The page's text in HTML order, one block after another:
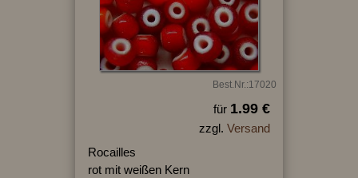
Best.Nr.:17020
für 1.99 €
zzgl. Versand
Rocailles
rot mit weißen Kern